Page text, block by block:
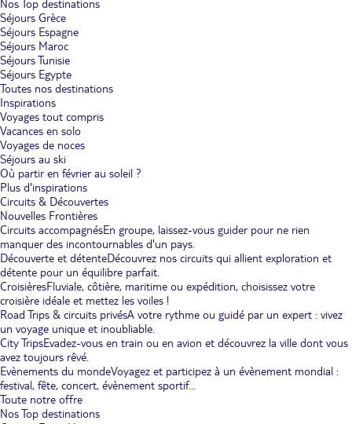
Nos Top destinations
Séjours Grèce
Séjours Espagne
Séjours Maroc
Séjours Tunisie
Séjours Egypte
Toutes nos destinations
Inspirations
Voyages tout compris
Vacances en solo
Voyages de noces
Séjours au ski
Où partir en février au soleil ?
Plus d'inspirations
Circuits & Découvertes
Nouvelles Frontières
Circuits accompagnésEn groupe, laissez-vous guider pour ne rien
manquer des incontournables d'un pays.
Découverte et détenteDécouvrez nos circuits qui allient exploration et
détente pour un équilibre parfait.
CroisièresFluviale, côtière, maritime ou expédition, choisissez votre
croisière idéale et mettez les voiles !
Road Trips & circuits privésA votre rythme ou guidé par un expert : vivez
un voyage unique et inoubliable.
City TripsEvadez-vous en train ou en avion et découvrez la ville dont vous
avez toujours rêvé.
Evènements du mondeVoyagez et participez à un évènement mondial :
festival, fête, concert, évènement sportif...
Toute notre offre
Nos Top destinations